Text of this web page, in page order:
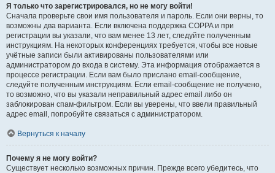
Я только что зарегистрировался, но не могу войти!
Сначала проверьте свои имя пользователя и пароль. Если они верны, то
возможны два варианта. Если включена поддержка COPPA и при
регистрации вы указали, что вам менее 13 лет, следуйте полученным
инструкциям. На некоторых конференциях требуется, чтобы все новые
учётные записи были активированы пользователями или
администратором до входа в систему. Эта информация отображается в
процессе регистрации. Если вам было прислано email-сообщение,
следуйте полученным инструкциям. Если email-сообщение не получено,
то возможно, что вы указали неправильный адрес email либо он
заблокирован спам-фильтром. Если вы уверены, что ввели правильный
адрес email, попробуйте связаться с администратором.
Вернуться к началу
Почему я не могу войти?
Существует несколько возможных причин. Прежде всего убедитесь, что